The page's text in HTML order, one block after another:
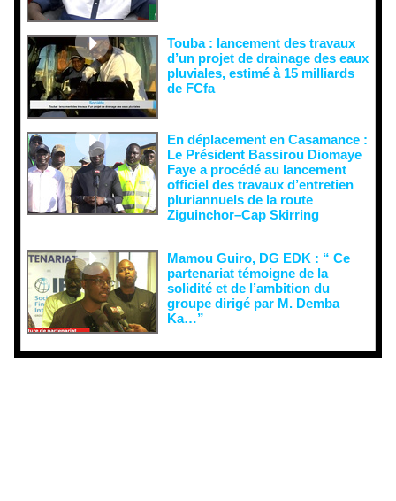
Touba : lancement des travaux
d’un projet de drainage des eaux
pluviales, estimé à 15 milliards
de FCfa ‎
En déplacement en Casamance :
Le Président Bassirou Diomaye
Faye a procédé au lancement
officiel des travaux d’entretien
pluriannuels de la route
Ziguinchor–Cap Skirring
Mamou Guiro, DG EDK : “ Ce
partenariat témoigne de la
solidité et de l’ambition du
groupe dirigé par M. Demba
Ka…”